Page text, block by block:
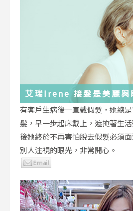
艾瑞Irene 接髮是美麗與
有客戶生病後一直戴假髮，她總
髮，早一步起床戴上，遮掩著生
後她終於不再害怕脫去假髮必須
別人注視的眼光，非常開心。